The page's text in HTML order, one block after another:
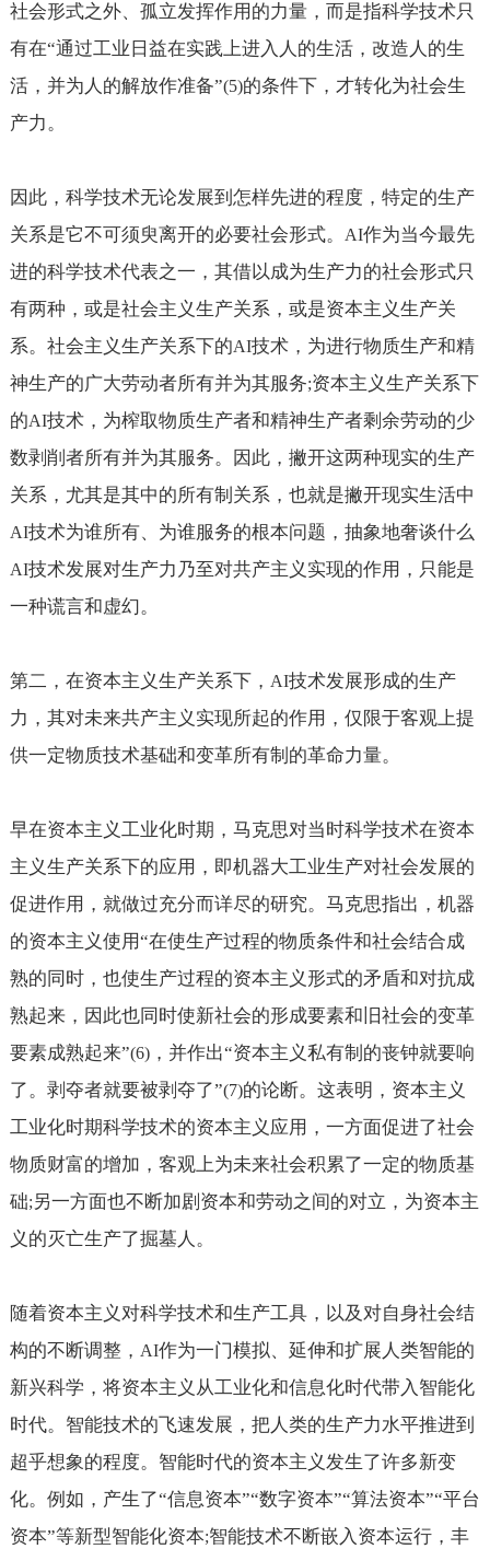
社会形式之外、孤立发挥作用的力量，而是指科学技术只
有在“通过工业日益在实践上进入人的生活，改造人的生
活，并为人的解放作准备”(5)的条件下，才转化为社会生
产力。
因此，科学技术无论发展到怎样先进的程度，特定的生产
关系是它不可须臾离开的必要社会形式。
AI作为当今最先
进的科学技术代表之一，其借以成为生产力的社会形式只
有两种，或是社会主义生产关系，或是资本主义生产关
系。社会主义生产关系下的AI技术，为进行物质生产和精
神生产的广大劳动者所有并为其服务;资本主义生产关系下
的AI技术，为榨取物质生产者和精神生产者剩余劳动的少
数剥削者所有并为其服务。因此，撇开这两种现实的生产
关系，尤其是其中的所有制关系，也就是撇开现实生活中
AI技术为谁所有、为谁服务的根本问题，抽象地奢谈什么
AI技术发展对生产力乃至对共产主义实现的作用，只能是
一种谎言和虚幻。
第二，在资本主义生产关系下， AI技术发展形成的生产
力，其对未来共产主义实现所起的作用，仅限于客观上提
供一定物质技术基础和变革所有制的革命力量。
早在资本主义工业化时期，马克思对当时科学技术在资本
主义生产关系下的应用，即机器大工业生产对社会发展的
促进作用，就做过充分而详尽的研究。马克思指出，机器
的资本主义使用“在使生产过程的物质条件和社会结合成
熟的同时，也使生产过程的资本主义形式的矛盾和对抗成
熟起来，因此也同时使新社会的形成要素和旧社会的变革
要素成熟起来”(6)，并作出“资本主义私有制的丧钟就要响
了。剥夺者就要被剥夺了”(7)的论断。这表明，资本主义
工业化时期科学技术的资本主义应用，一方面促进了社会
物质财富的增加，客观上为未来社会积累了一定的物质基
础;另一方面也不断加剧资本和劳动之间的对立，为资本主
义的灭亡生产了掘墓人。
随着资本主义对科学技术和生产工具，以及对自身社会结
构的不断调整， AI作为一门模拟、延伸和扩展人类智能的
新兴科学，将资本主义从工业化和信息化时代带入智能化
时代。智能技术的飞速发展，把人类的生产力水平推进到
超乎想象的程度。智能时代的资本主义发生了许多新变
化。例如，产生了“信息资本”“数字资本”“算法资本”“平台
资本”等新型智能化资本;智能技术不断嵌入资本运行，丰